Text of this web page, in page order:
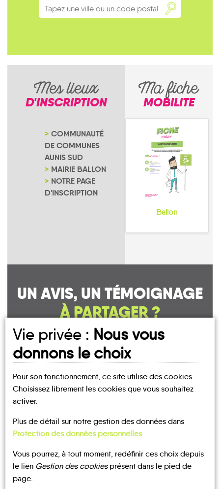
Mes lieux
D'INSCRIPTION
COMMUNAUTÉ
DE COMMUNES
AUNIS SUD
MAIRIE BALLON
NOTRE PAGE
D'INSCRIPTION
Ma fiche
MOBILITE
Ballon
UN AVIS, UN TÉMOIGNAGE
À PARTAGER ?
CONTACTEZ-NOUS !
Les infosMOBILITE
TRANSPORTS À LA DEMANDE
Vie privée : Nous vous
donnons le choix
Pour son fonctionnement, ce site utilise des cookies.
Choisissez librement les cookies que vous souhaitez
activer.
Plus de détail sur notre gestion des données dans
Protection des données personnelles.
Vous pourrez, à tout moment, redéfinir ces choix depuis
le lien Gestion des cookiesprésent dans le pied de
page.